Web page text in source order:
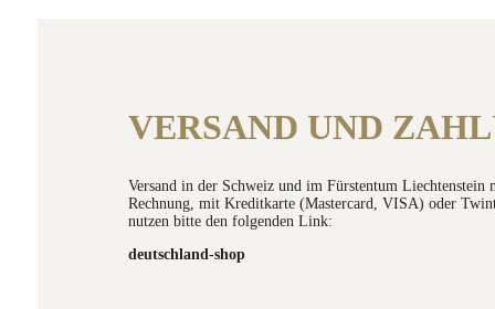
VERSAND UND
Versand in der Schweiz und im Fürstentum
Rechnung, mit Kreditkarte (Mastercard, VISA) oder
nutzen bitte den folgenden Link:
deutschland-shop